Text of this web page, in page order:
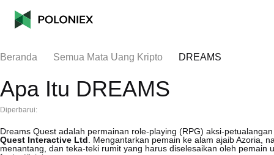
Beranda Semua Mata Uang Kripto DREAMS
Apa Itu DREAMS
Diperbarui:
Dreams Quest adalah permainan role-playing (RPG) aksi-
Quest Interactive Ltd . Mengantarkan pemain ke alam ajaib Azoria,
menantang, dan teka-teki rumit yang harus diselesaikan oleh